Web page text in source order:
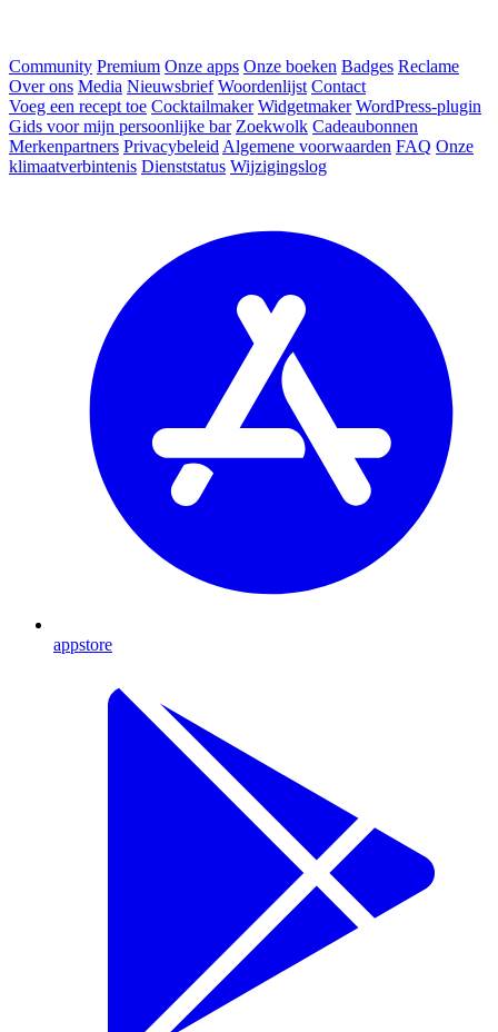
Community Premium Onze apps Onze boeken Badges Reclame
Over ons Media Nieuwsbrief Woordenlijst Contact
Voeg een recept toe Cocktailmaker Widgetmaker WordPress-plugin
Gids voor mijn persoonlijke bar Zoekwolk Cadeaubonnen
Merkenpartners Privacybeleid Algemene voorwaarden FAQ Onze
klimaatverbintenis Dienststatus Wijzigingslog
appstore